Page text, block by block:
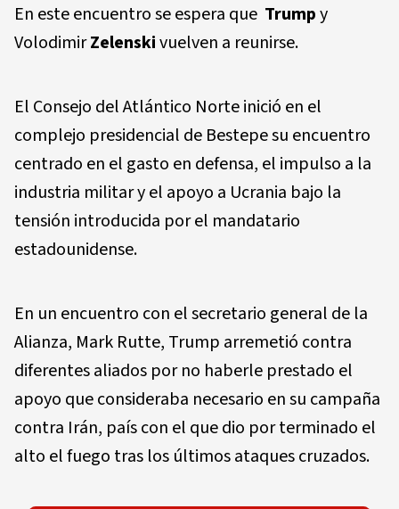
En este encuentro se espera que Trumpy
VolodimirZelenskivuelven a reunirse.
El Consejo del Atlántico Norte inició en el
complejo presidencial de Bestepe su encuentro
centrado en el gasto en defensa, el impulso a la
industria militar y el apoyo a Ucrania bajo la
tensión introducida por el mandatario
estadounidense.
En un encuentro con el secretario general de la
Alianza, Mark Rutte, Trump arremetió contra
diferentes aliados por no haberle prestado el
apoyo que consideraba necesario en su campaña
contra Irán, país con el que dio por terminado el
alto el fuego tras los últimos ataques cruzados.